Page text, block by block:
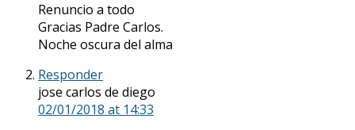
Renuncio a todo
Gracias Padre Carlos.
Noche oscura del alma
Responder
jose carlos de diego
02/01/2018 at 14:33